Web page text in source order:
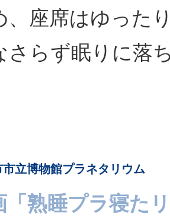
、座席はゆった
さらず眠りに落
市立博物館プラネタリウム
「熟睡プラ寝た